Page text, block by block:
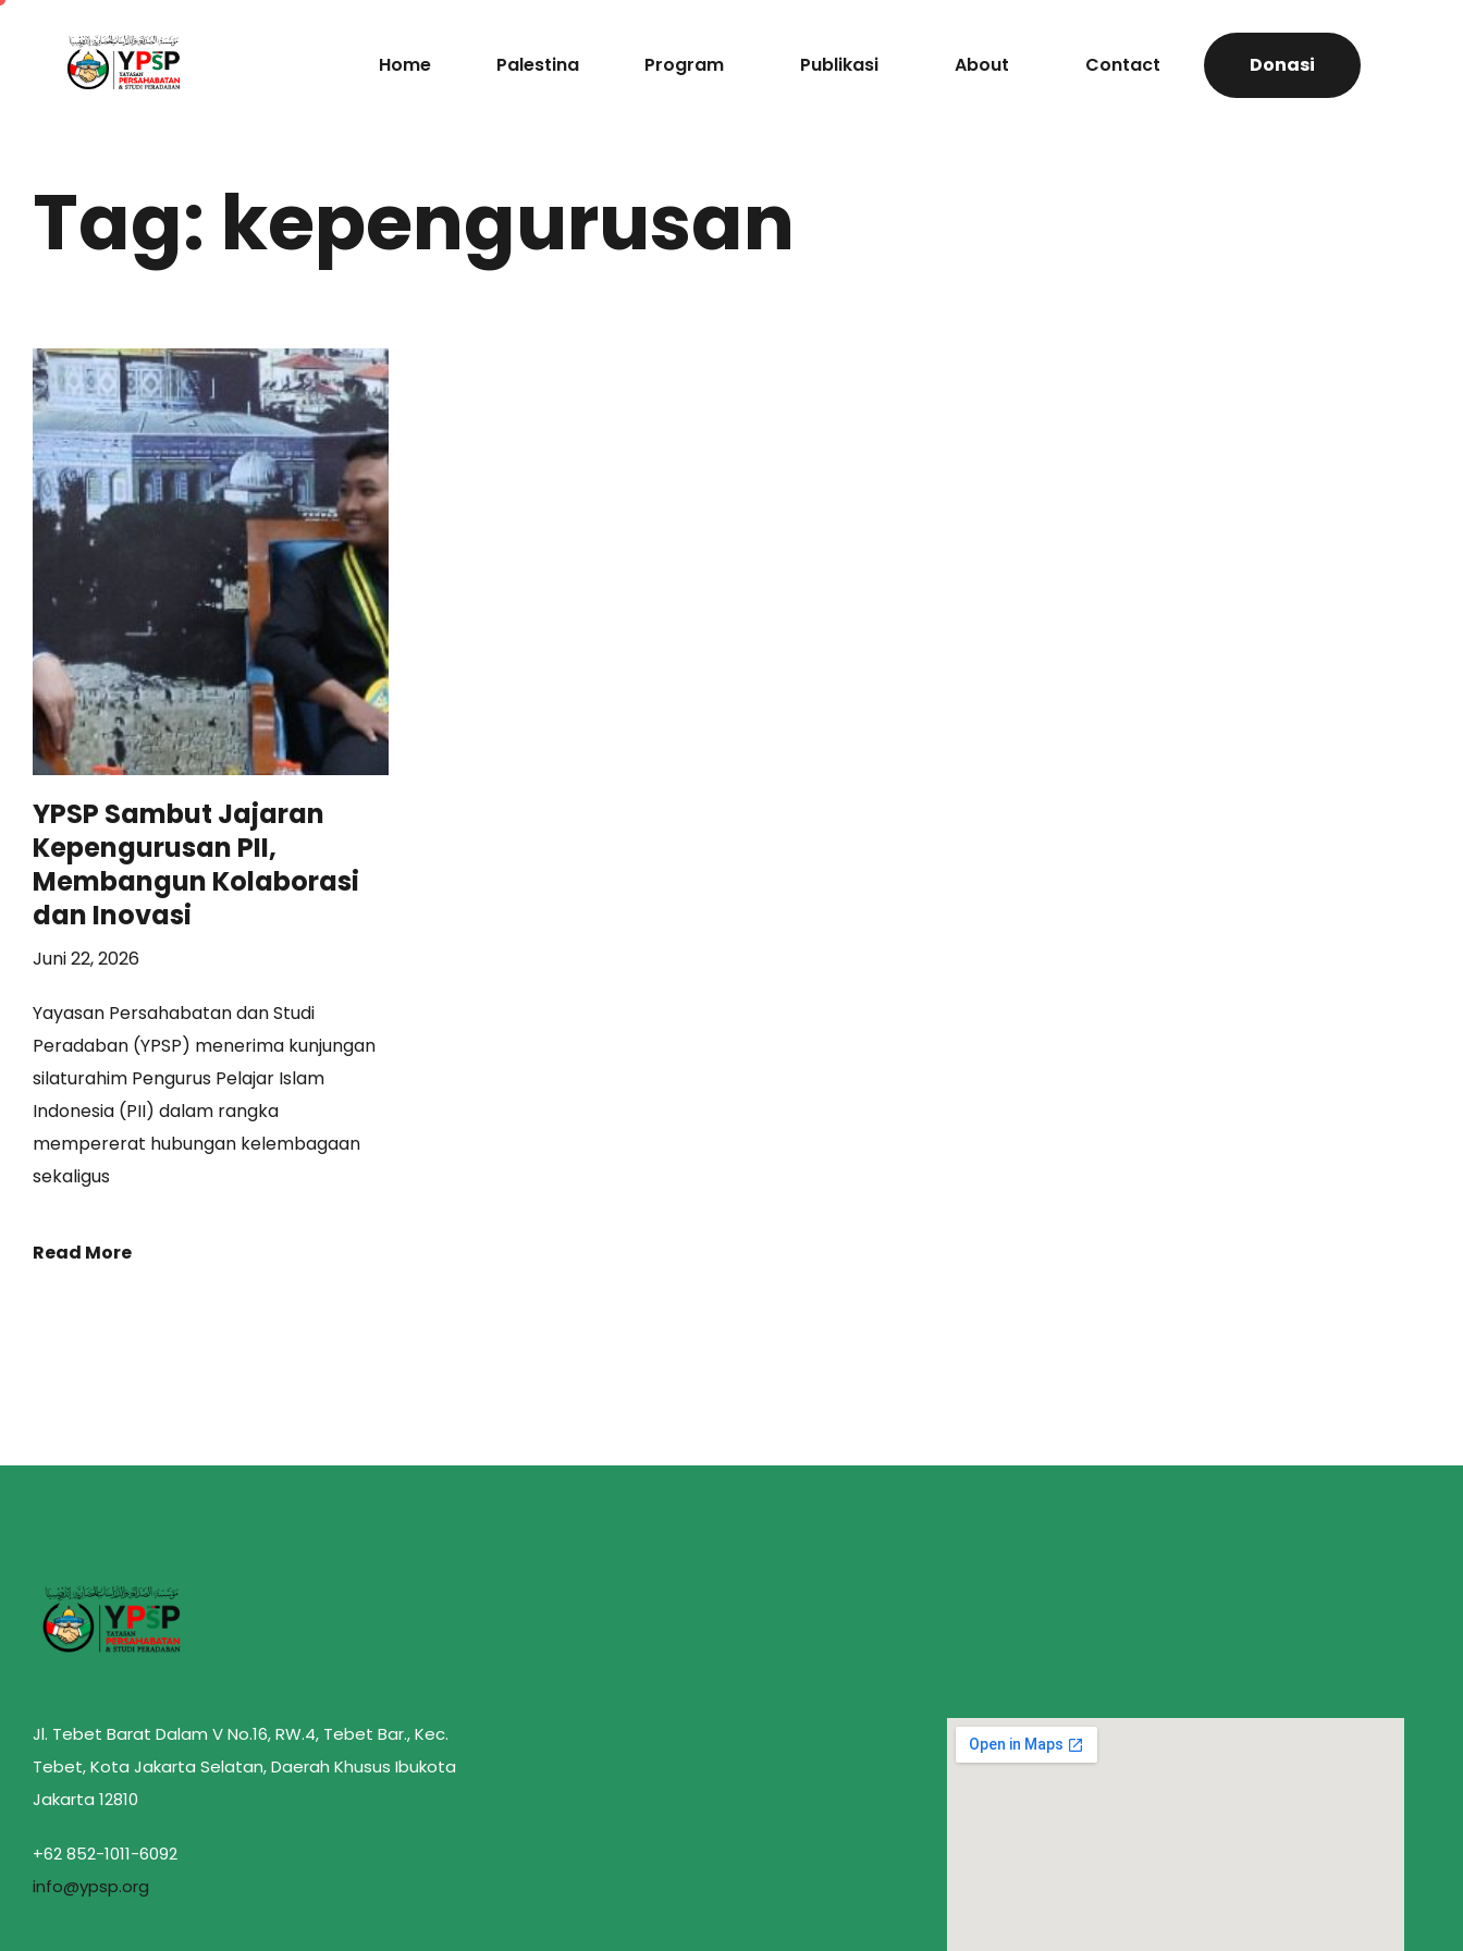
Home Palestina Program Publikasi About Contact Donasi
Tag: kepengurusan
YPSP Sambut Jajaran
Kepengurusan PII,
Membangun Kolaborasi
dan Inovasi
Juni 22, 2026
Yayasan Persahabatan dan Studi
Peradaban (YPSP) menerima kunjungan
silaturahim Pengurus Pelajar Islam
Indonesia (PII) dalam rangka
mempererat hubungan kelembagaan
sekaligus
Read More
Jl. Tebet Barat Dalam V No.16, RW.4, Tebet Bar., Kec.
Tebet, Kota Jakarta Selatan, Daerah Khusus Ibukota
Jakarta 12810
+62 852-1011-6092
info@ypsp.org